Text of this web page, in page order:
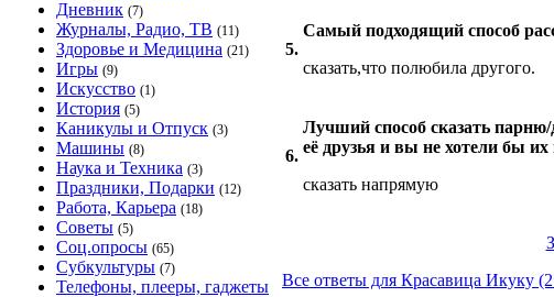
Дневник (7)
Журналы, Радио, ТВ (11)
Здоровье и Медицина (21)
Игры (9)
Искусство (1)
История (5)
Каникулы и Отпуск (3)
Машины (8)
Наука и Техника (3)
Праздники, Подарки (12)
Работа, Карьера (18)
Советы (5)
Соц.опросы (65)
Субкультуры (7)
Телефоны, плееры, гаджеты
5.
Самый подходящий способ
сказать,что полюбила другого.
6.
Лучший способ сказать
её друзья и вы не хотели бы их
сказать напрямую
Все ответы для Красавица Икуку